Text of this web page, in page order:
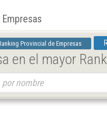
Provincial de Empresas
en el mayor